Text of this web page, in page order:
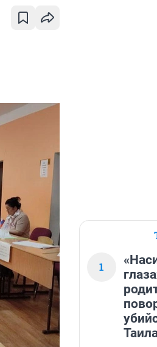
1